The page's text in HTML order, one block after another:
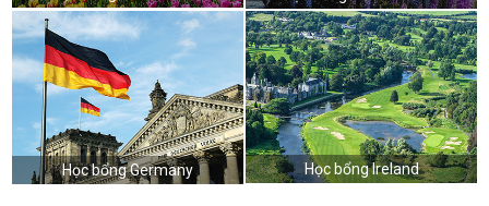
Học bổng Germany Học bổng Ireland